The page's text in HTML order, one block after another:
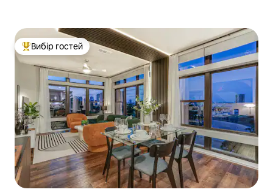
Топ вибір гостей
Вибір гостей